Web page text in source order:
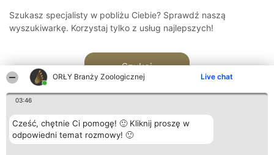
ORŁY Branży Zoologicznej Live chat
03:46
Cześć, chętnie Ci pomogę! 🙂 Kliknij proszę w
odpowiedni temat rozmowy! 🙂
Szukasz specjalisty w pobliżu Ciebie? Sprawdź naszą
wyszukiwarkę. Korzystaj tylko z usług najlepszych!
Szukaj